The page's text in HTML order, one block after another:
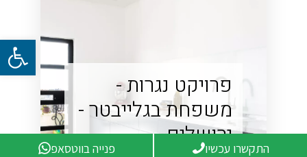
פתח
פרויקט נגרות -
משפחת בגלייבטר -
ירושלים‏התקשרו עכשיו פנייה בווטסאפ